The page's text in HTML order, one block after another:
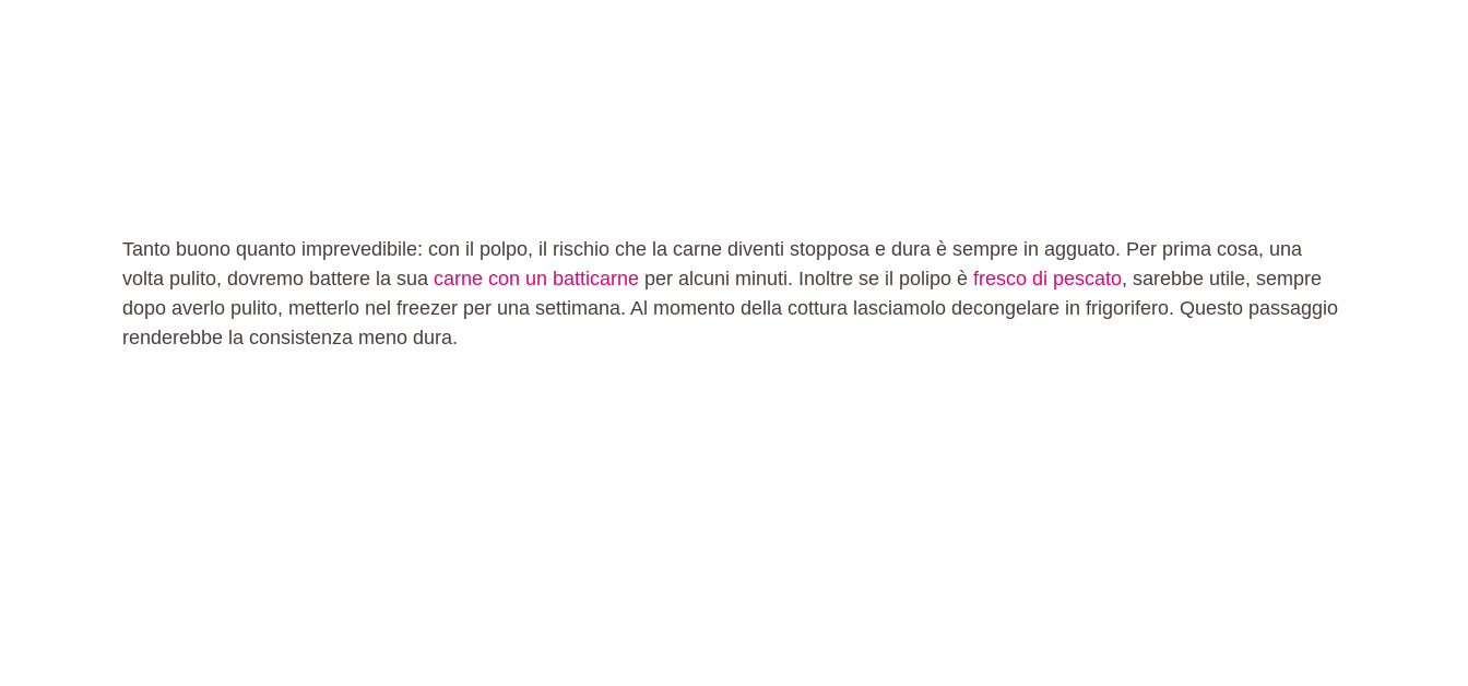
Tanto buono quanto imprevedibile: con il polpo, il rischio che la carne diventi stopposa e dura è sempre in agguato. Per prima cosa, una
volta pulito, dovremo battere la sua carne con un batticarne per alcuni minuti. Inoltre se il polipo è fresco di pescato, sarebbe utile, sempre
dopo averlo pulito, metterlo nel freezer per una settimana. Al momento della cottura lasciamolo decongelare in frigorifero. Questo passaggio
renderebbe la consistenza meno dura.